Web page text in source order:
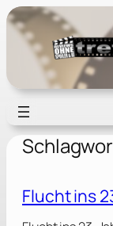
Zum
Inhalt
springen
Flucht ins